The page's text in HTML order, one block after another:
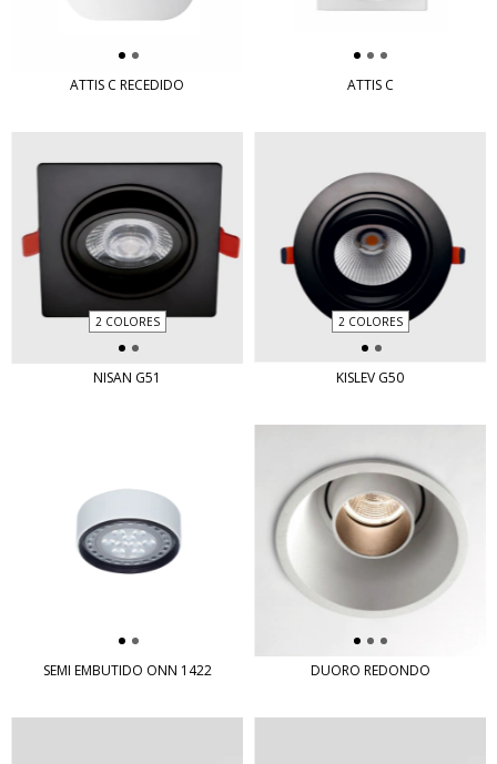
ATTIS C RECEDIDO ATTIS C
2 COLORES
NISAN G51
2 COLORES
KISLEV G50
SEMI EMBUTIDO ONN 1422 DUORO REDONDO